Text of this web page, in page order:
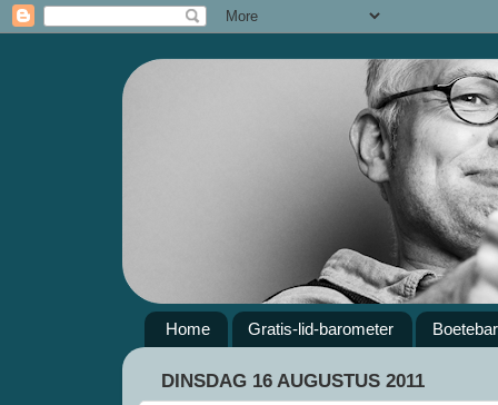
Home Gratis-lid-barometer
DINSDAG 16 AUGUSTUS 2011